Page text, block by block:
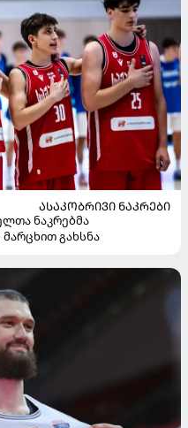
ᲐᲡᲐᲙᲝᲑᲠᲘᲕᲘ ᲜᲐᲙᲠᲔᲑᲘ
ნაკრებმა
გახსნა